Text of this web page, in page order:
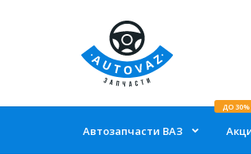
Автозапчасти ВАЗ
ДО 30%